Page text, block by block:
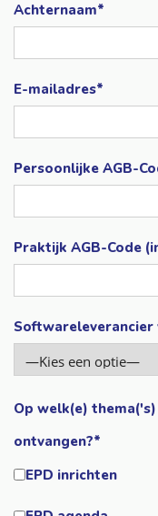
Achternaam*
E-mailadres*
Persoonlijke AGB-
Praktijk AGB-Code
Softwareleverancier
Op welk(e)
ontvangen?*
EPD inrichten